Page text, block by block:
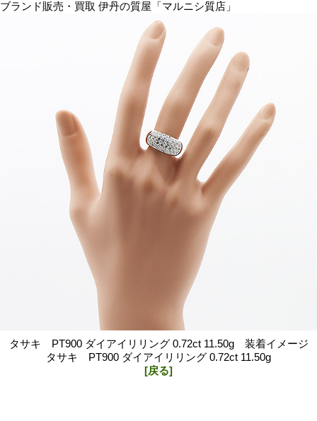
ブランド販売・買取 伊丹の質屋「マルニシ質店」
タサキ PT900 ダイアイリリング 0.72ct 11.50g 装着イメージ
タサキ PT900 ダイアイリリング 0.72ct 11.50g
[戻る]